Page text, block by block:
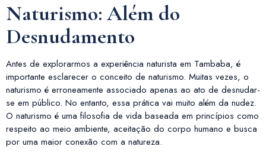
Naturismo: Além do
Desnudamento
Antes de explorarmos a experiência naturista em Tambaba, é
importante esclarecer o conceito de naturismo. Muitas vezes, o
naturismo é erroneamente associado apenas ao ato de desnudar-
se em público. No entanto, essa prática vai muito além da nudez.
O naturismo é uma filosofia de vida baseada em princípios como
respeito ao meio ambiente, aceitação do corpo humano e busca
por uma maior conexão com a natureza.